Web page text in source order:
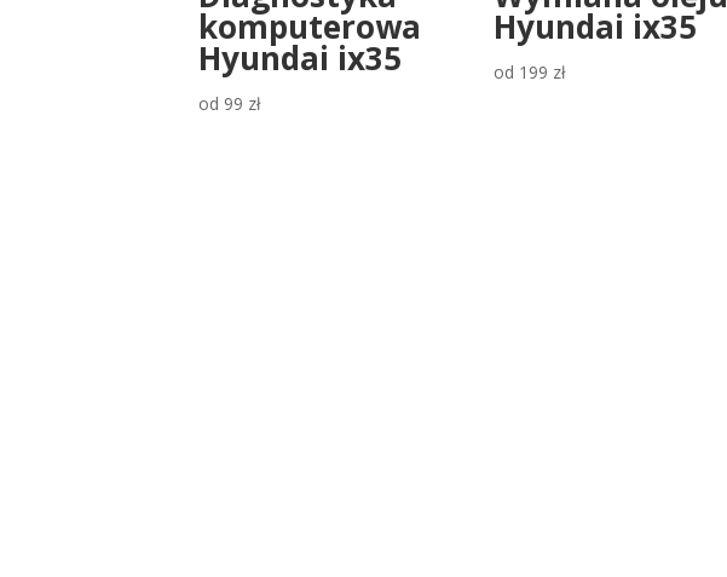
komputerowa
Hyundai ix35
od 99 zł
Hyundai ix35
od 199 zł